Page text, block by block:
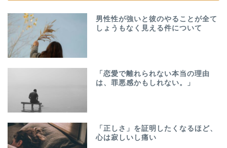
男性性が強いと彼のやることが全て
しょうもなく見える件について
「恋愛で離れられない本当の理由
は、罪悪感かもしれない。」
「正しさ」を証明したくなるほど、
心は寂しいし痛い